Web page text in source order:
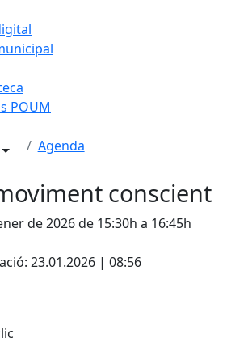
POUM
Agenda
conscient
de 2026 de 15:30h a 16:45h
23.01.2026 | 08:56